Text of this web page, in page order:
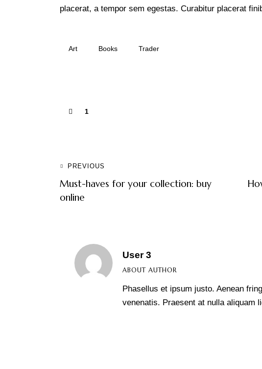
placerat, a tempor sem egestas. Curabitur placerat
Art Books Trader
1
Navegación
de
PREVIOUS
Must-haves for your collection: buy
online
User 3
ABOUT AUTHOR
Phasellus et ipsum justo. Aenean
venenatis. Praesent at nulla aliquam